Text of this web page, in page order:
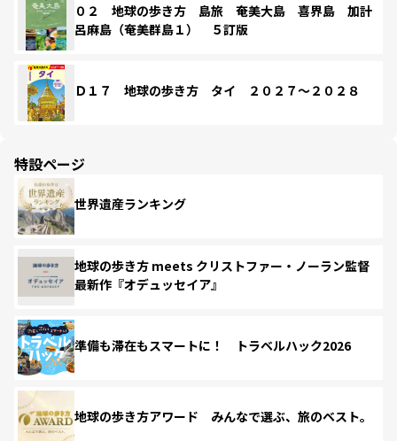
０２ 地球の歩き方 島旅 奄美大島 喜界島 加計
呂麻島（奄美群島１） ５訂版
Ｄ１７ 地球の歩き方 タイ ２０２７～２０２８
特設ページ
世界遺産ランキング
地球の歩き方 meets クリストファー・ノーラン監督
最新作『オデュッセイア』
準備も滞在もスマートに！ トラベルハック2026
地球の歩き方アワード みんなで選ぶ、旅のベスト。